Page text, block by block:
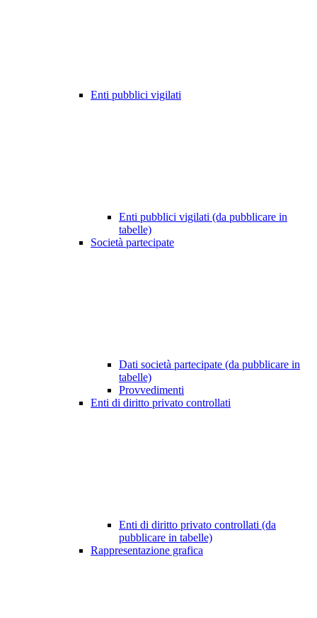
Enti pubblici vigilati
Enti pubblici vigilati (da pubblicare in
tabelle)
Società partecipate
Dati società partecipate (da pubblicare in
tabelle)
Provvedimenti
Enti di diritto privato controllati
Enti di diritto privato controllati (da
pubblicare in tabelle)
Rappresentazione grafica